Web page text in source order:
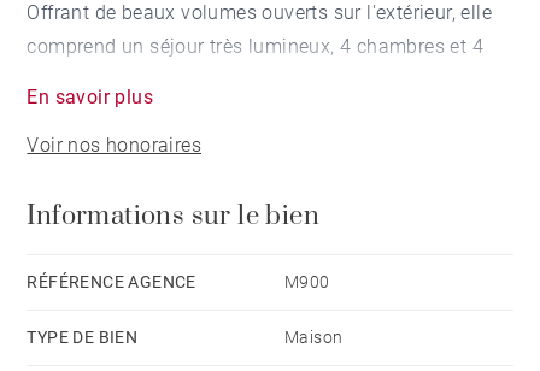
Offrant de beaux volumes ouverts sur l'extérieur, elle
comprend un séjour très lumineux, 4 chambres et 4
sauna, une cave et un garage complètent ce bien
d'exception sur un terrain clos et paysager de plus de
En savoir plus
Voir nos honoraires
Informations sur le bien
RÉFÉRENCE AGENCE M900
TYPE DE BIEN Maison